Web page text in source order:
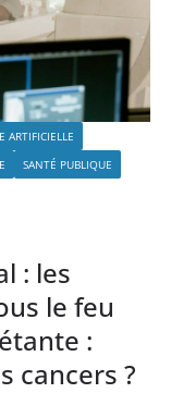
ARTIFICIELLE
SANTÉ PUBLIQUE
: les
le feu
:
cancers ?